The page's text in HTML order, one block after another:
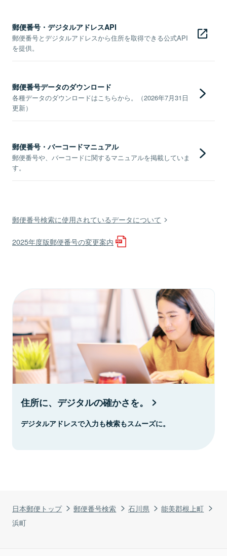
日本郵便トップ 郵便番号検索 石川県
能美郡根上町
浜町
郵便番号・デジタルアドレスAPI
郵便番号とデジタルアドレスから住所を取得できる公式API
を提供。
郵便番号データのダウンロード
各種データのダウンロードはこちらから。（2026年7月31日
更新）
郵便番号・バーコードマニュアル
郵便番号や、バーコードに関するマニュアルを掲載していま
す。
郵便番号検索に使用されているデータについて
2025年度版郵便番号の変更案内
住所に、デジタルの確かさを。
デジタルアドレスで入力も検索もスムーズに。